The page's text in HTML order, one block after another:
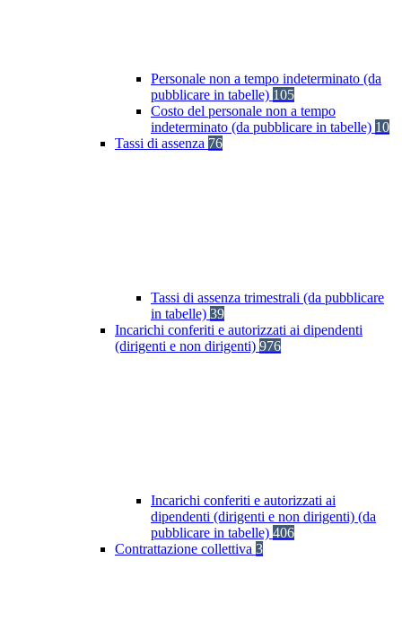
Personale non a tempo indeterminato (da
pubblicare in tabelle) 105
Costo del personale non a tempo
indeterminato (da pubblicare in tabelle) 10
Tassi di assenza 76
Tassi di assenza trimestrali (da pubblicare
in tabelle) 39
Incarichi conferiti e autorizzati ai dipendenti
(dirigenti e non dirigenti) 976
Incarichi conferiti e autorizzati ai
dipendenti (dirigenti e non dirigenti) (da
pubblicare in tabelle) 406
Contrattazione collettiva 3